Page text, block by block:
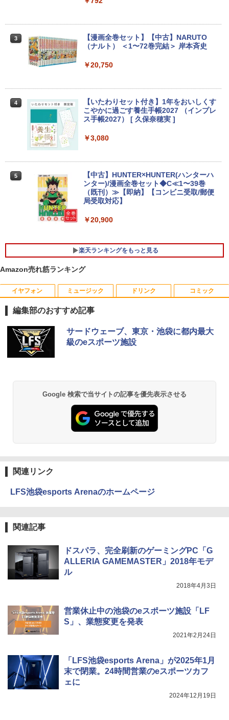
C タブレット 税込送料無料 即日発送
￥20,990
ン】 【3年保証】東芝 TOSHIBA DYNAB
OOK DYNABOOK B65/DN SSD256GB
メモリ8GB Core i5 Windows 11 Pro 中
古 アウトレット 返品 送料無料 中古ノー
トパソコン 中古パソコン ノートパソコン
ノート ノートPC OFFICE付き
超得2,000円OFF&P2倍｜レッツノート｜
Microsoft office 2019 H&B付き｜中古
ノートパソコン Windows11 office付｜
メモリ8GB SSD256GB｜Panasonic Le
t's note｜中古ノートパソコン 軽量 薄型
ズ｜パソコン｜中古パソコン｜中古PC
5
MS Office 2024 H&B 搭載｜中古ノート
パソコン Windows11 Office付｜Core i5
第8世代 以降 SSD 512GB メモリ 8GB｜
古 ノートパソコン 無線 15.6インチ HD
テンキー WEBカメラ Bluetooth HDMI
Ryzen 5 N95/N97/N100/4300U/N150よ
り高性能
HP ProOne 600 G6 AIO 21.5インチ 第1
0世代 Core i5 メモリ16GB Nvme M.2 S
SD 512GB Office付き Webカメラ WiFi
Type-C Windows11 一体型 中古パソコ
￥48,800
4
Win11搭載 デスクトップパソコン一体型
デスクトップ新品 Office付き 24型フルH
D液晶一体型 デスクトップパソコン Core
i7 3615MQ メモリ16GB SSD512GB US
B 3.0 無線搭載 初心者向け 初期設定済み
テレワーク応援 在宅勤務
￥52,999
ソフトオフィス2024付き microsoft offi
ce付き 中古パソコン 中古 デスクトップ
パソコン 最新オフィス 第10世代 国内メ
ーカー 安心サポート 高品質 Windows11
B 中古 パソコン デスクトップパソコン
Yoothi 互換品 液晶 15.6インチ N156BG
4 NT156WHM-N35 NT156WHM-N40 NT
D 液晶ディスプレイ 修理交換用液晶パネ
ル
￥10,000
還元！】PCモニター 液晶ディスプレイ 2
4インチ VA FHD 1080P フルHD 非光沢
ディスプレイ（100Hz/VGA/HDMI1.4 ブ
ルーライト軽減 フリッカーレス VESA対
応 Adaptive Sync対応 4000:1コントラ
スト チルト調節可 PCモニター KTC H24
5
液晶ディスプレイ 23インチ ディスプレ
モニター ゲーミングモニター PCモニタ
ー 23.8 1920×1080 HDMI D-Sub ブラッ
ク スピーカー：なし 24E2N2100/11
3
【漫画全巻セット】【中古】NARUTO
（ナルト） ＜1〜72巻完結＞ 岸本斉史
￥20,750
4
【いたわりセット付き】1年をおいしくす
こやかに過ごす養生手帳2027 （インプレ
ス手帳2027） [ 久保奈穂実 ]
￥3,080
5
【中古】HUNTER×HUNTER(ハンターハ
ンター)/漫画全巻セット◆C≪1〜39巻
（既刊）≫【即納】【コンビニ受取/郵便
局受取対応】
￥20,900
楽天ランキングをもっと見る
Amazon売れ筋ランキング
イヤフォン
Anker Soundcore P40i オフホワイト
￥7,990
Anker Soundcore P31i ブラック
￥5,990
るーとゅーす コードレス ENCノイズキャン
セリング 自動ペアリング Type-C充電 マイク
付き 防水 タッチ式音量調整 スポーツ/通勤/通
Xiaomi シャオミ REDMI Buds 8 Lite ワイヤ
￥3,480
ミュージック
BRUCE WAYNE feat. Flo Milli, ATL Jacob
[Explicit]
BRUCE WAYNE feat. Flo Milli, ATL Jacob
￥250
ドリンク
by Amazon 天然水 ラベルレス 500ml ×24本
富士山の天然水 バナジウム含有 水 ミネラル
ウォーター ペットボトル 静岡県産 500ミリリ
ET ラベルレス ×8本
art Basic)
￥1,625
] [ 水 ] [ ペットボトル ] [ 箱買い ] [ ストック
] [ 水分補給 ]
コミック
薬屋のひとりごと 17巻 (デジタル版ビッグガ
ンガンコミックス)
異世界居酒屋「のぶ」(22) (角川コミックス・
￥832
￥572
スーパーの裏でヤニ吸うふたり 9巻 (デジタル
￥810
編集部のおすすめ記事
サードウェーブ、東京・池袋に都内最大
級のeスポーツ施設
Google 検索で当サイトの記事を優先表示させる
関連リンク
LFS池袋esports Arenaのホームページ
関連記事
ドスパラ、完全刷新のゲーミングPC「G
ALLERIA GAMEMASTER」2018年モデ
ル
2018年4月3日
営業休止中の池袋のeスポーツ施設「LF
S」、業態変更を発表
2021年2月24日
「LFS池袋esports Arena」が2025年1月
末で閉業。24時間営業のeスポーツカフ
ェに
2024年12月19日